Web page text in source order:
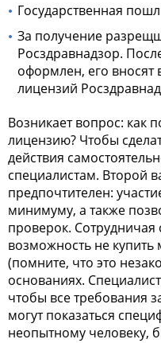
Государственная
За получение
Росздравнадзор.
оформлен, его вносят
лицензий
Возникает вопрос: как
лицензию? Чтобы
действия
специалистам. Второй
предпочтителен:
минимуму, а также
проверок.
возможность не
(помните, что это
основаниях.
чтобы все требования
могут показаться
неопытному человеку,